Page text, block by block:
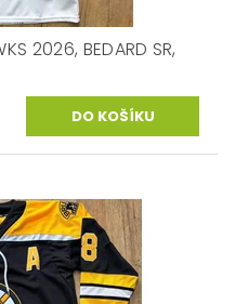
2026, BEDARD SR,